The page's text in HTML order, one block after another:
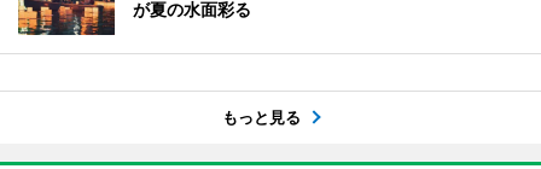
が夏の水面彩る
もっと見る